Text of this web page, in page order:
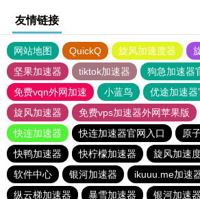
友情链接
网站地图 QuickQ 旋风加速度器
坚果加速器
tiktok加速器
狗急加速器
免费vqn外网加速
小蓝鸟 优途加速器
旋风加速器
免费vps加速器外网苹果版
快连加速器
快连加速器官网入口
原
快鸭加速器
快柠檬加速器 旋风加速
软件中心
银河加速器
ikuuu.me加速
纵云梯加速器
暴雪加速器 银河加速器